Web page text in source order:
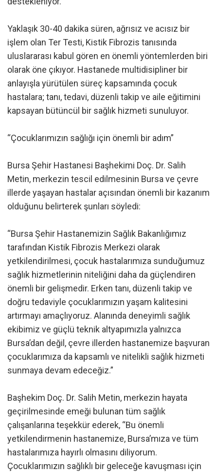
Yaklaşık 30-40 dakika süren, ağrısız ve acısız bir
işlem olan Ter Testi, Kistik Fibrozis tanısında
uluslararası kabul gören en önemli yöntemlerden biri
olarak öne çıkıyor. Hastanede multidisipliner bir
anlayışla yürütülen süreç kapsamında çocuk
hastalara; tanı, tedavi, düzenli takip ve aile eğitimini
kapsayan bütüncül bir sağlık hizmeti sunuluyor.
“Çocuklarımızın sağlığı için önemli bir adım”
Bursa Şehir Hastanesi Başhekimi Doç. Dr. Salih
Metin, merkezin tescil edilmesinin Bursa ve çevre
illerde yaşayan hastalar açısından önemli bir kazanım
olduğunu belirterek şunları söyledi:
“Bursa Şehir Hastanemizin Sağlık Bakanlığımız
tarafından Kistik Fibrozis Merkezi olarak
yetkilendirilmesi, çocuk hastalarımıza sunduğumuz
sağlık hizmetlerinin niteliğini daha da güçlendiren
önemli bir gelişmedir. Erken tanı, düzenli takip ve
doğru tedaviyle çocuklarımızın yaşam kalitesini
artırmayı amaçlıyoruz. Alanında deneyimli sağlık
ekibimiz ve güçlü teknik altyapımızla yalnızca
Bursa’dan değil, çevre illerden hastanemize başvuran
çocuklarımıza da kapsamlı ve nitelikli sağlık hizmeti
sunmaya devam edeceğiz.”
Başhekim Doç. Dr. Salih Metin, merkezin hayata
geçirilmesinde emeği bulunan tüm sağlık
çalışanlarına teşekkür ederek, “Bu önemli
yetkilendirmenin hastanemize, Bursa’mıza ve tüm
hastalarımıza hayırlı olmasını diliyorum.
Çocuklarımızın sağlıklı bir geleceğe kavuşması için